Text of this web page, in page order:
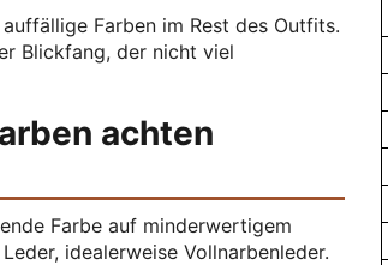
Farben im Rest des Outfits.
Blickfang, der nicht viel
achten
Farbe auf minderwertigem
idealerweise Vollnarbenleder.